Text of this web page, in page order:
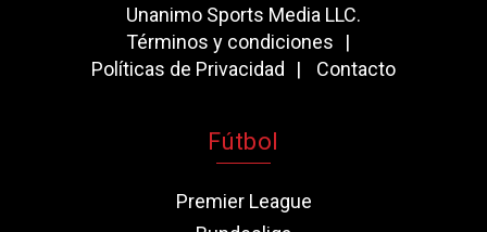
Unanimo Sports Media LLC.
Términos y condiciones
Políticas de Privacidad
Contacto
Fútbol
Premier League